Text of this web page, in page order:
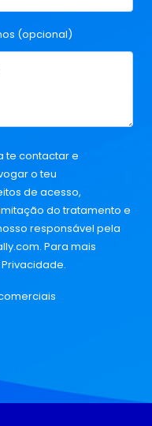
(opcional)
te contactar e
o teu
de acesso,
do tratamento e
responsável pela
. Para mais
.